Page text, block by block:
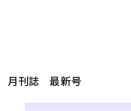
月刊誌 最新号